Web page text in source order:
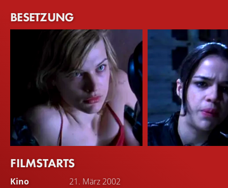
BESETZUNG
Milla Jovovich
Alice
FILMSTARTS
Kino 21. März 2002